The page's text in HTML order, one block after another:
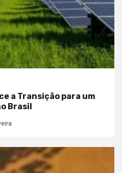
a Transição para um
Brasil